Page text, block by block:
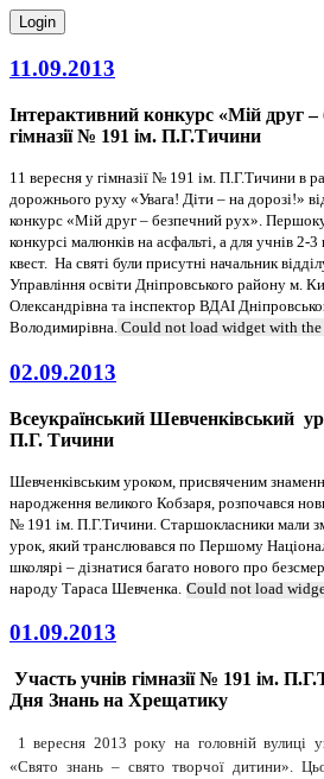
11.09.2013
Інтерактивний конкурс «Мій друг –
гімназії № 191 ім. П.Г.Тичини
11 вересня у гімназії № 191 ім. П.Г.Тичини в
дорожнього руху «Увага! Діти – на дорозі!»
конкурс «Мій друг – безпечний рух».
конкурсі малюнків на асфальті, а для учнів 2-
квест. На святі були присутні начальник
Управління освіти Дніпровського району м.
Олександрівна та інспектор ВДАІ
Володимирівна. Could not load widget with
02.09.2013
Всеукраїнський Шевченківський
П.Г. Тичини
Шевченківським уроком, присвяченим
народження великого Кобзаря, розпочався
№ 191 ім. П.Г.Тичини. Старшокласники мали
урок, який транслювався по Першому
школярі – дізнатися багато нового про
народу Тараса Шевченка. Could not load
01.09.2013
Участь учнів гімназії № 191 ім.
Дня Знань на Хрещатику
1 вересня 2013 року на головній вулиці
«Свято знань – свято творчої дитини».